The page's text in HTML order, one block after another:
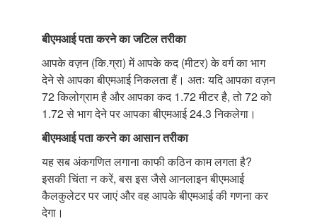
बीएमआई पता करने का जटिल तरीका
आपके वज़न (कि.ग्रा) में आपके कद (मीटर) के वर्ग का भाग
देने से आपका बीएमआई निकलता हैं। अतः यदि आपका वज़न
72 किलोग्राम है और आपका कद 1.72 मीटर है, तो 72 को
1.72 से भाग देने पर आपका बीएमआई 24.3 निकलेगा।
बीएमआई पता करने का आसान तरीका
यह सब अंकगणित लगाना काफी कठिन काम लगता है?
इसकी चिंता न करें, बस इस जैसे आनलाइन बीएमआई
कैलकुलेटर पर जाएं और वह आपके बीएमआई की गणना कर
देगा।